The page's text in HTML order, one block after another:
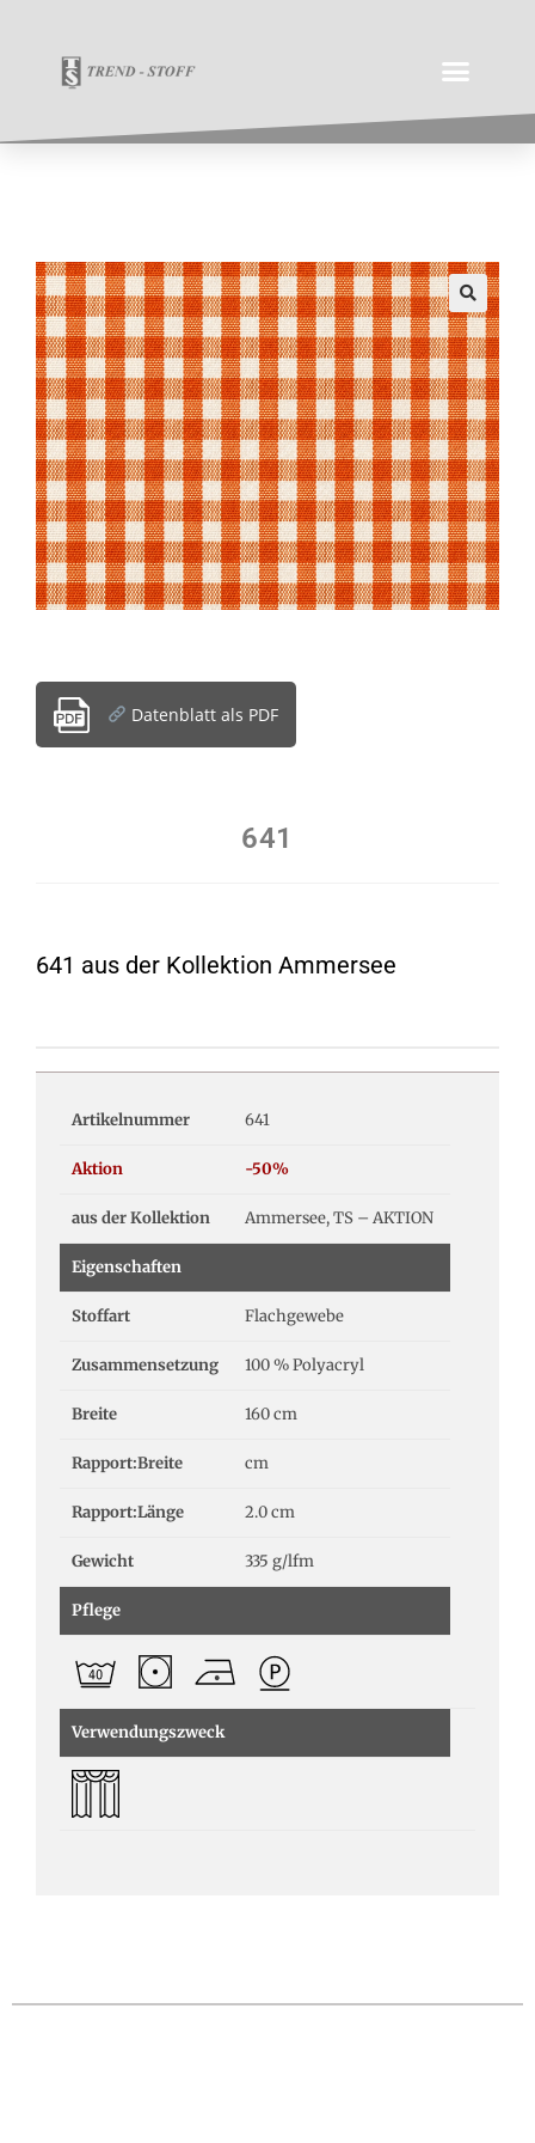
Datenblatt als PDF
641
641 aus der Kollektion Ammersee
Artikelnummer 641
Aktion -50%
aus der Kollektion Ammersee, TS – AKTION
Eigenschaften
Stoffart Flachgewebe
Zusammensetzung 100 % Polyacryl
Breite 160 cm
Rapport:Breite cm
Rapport:Länge 2.0 cm
Gewicht 335 g/lfm
Pflege
Verwendungszweck